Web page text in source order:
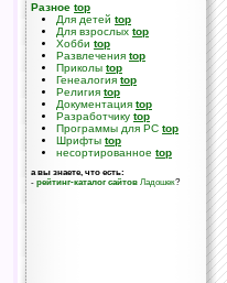
Разное top
Для детей top
Для взрослых top
Хобби top
Развлечения top
Приколы top
Генеалогия top
Религия top
Документация top
Разработчику top
Программы для PC top
Шрифты top
несортированное top
а вы знаете, что есть:
- рейтинг-каталог сайтов Ладошек?